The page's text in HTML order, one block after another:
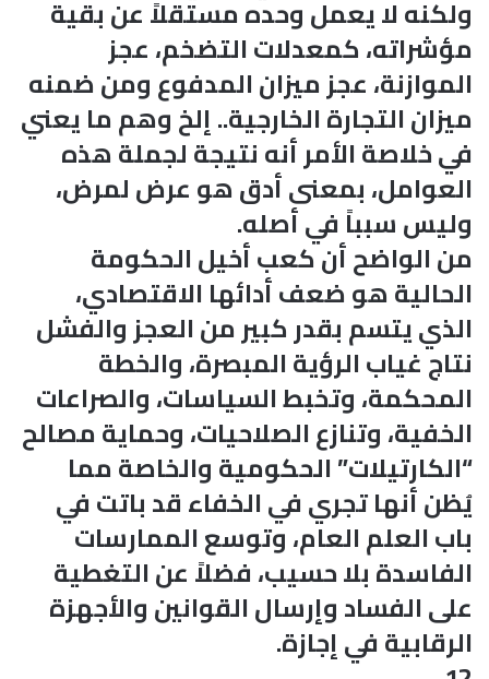
ولكنه لا يعمل وحده مستقلاً عن بقية
مؤشراته، كمعدلات التضخم، عجز
الموازنة، عجز ميزان المدفوع ومن ضمنه
ميزان التجارة الخارجية.. إلخ وهم ما يعني
في خلاصة الأمر أنه نتيجة لجملة هذه
العوامل، بمعنى أدق هو عرض لمرض،
وليس سبباً في أصله.
من الواضح أن كعب أخيل الحكومة
الحالية هو ضعف أدائها الاقتصادي،
الذي يتسم بقدر كبير من العجز والفشل
نتاج غياب الرؤية المبصرة، والخطة
المحكمة، وتخبط السياسات، والصراعات
الخفية، وتنازع الصلاحيات، وحماية مصالح
“الكارتيلات” الحكومية والخاصة مما
يُظن أنها تجري في الخفاء قد باتت في
باب العلم العام، وتوسع الممارسات
الفاسدة بلا حسيب، فضلاً عن التغطية
على الفساد وإرسال القوانين والأجهزة
الرقابية في إجازة.